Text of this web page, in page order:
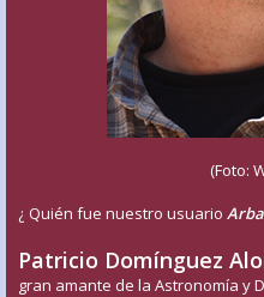
(Foto:
¿ Quién fue nuestro usuario
Patricio Domínguez
gran amante de la Astronomía y